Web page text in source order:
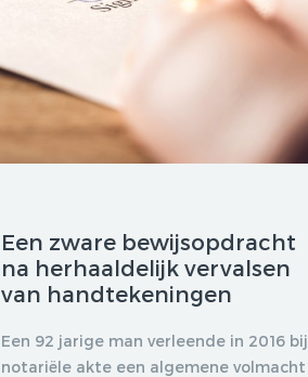
Een zware bewijsopdracht
na herhaaldelijk vervalsen
van handtekeningen
Een 92 jarige man verleende in 2016 bij
notariële akte een algemene volmacht